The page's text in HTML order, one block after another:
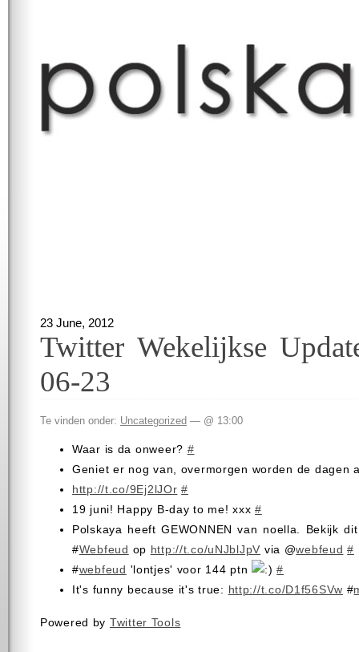
23 June, 2012
Twitter Wekelijkse
06-23
Te vinden onder: Uncategorized — @ 13:00
Waar is da onweer? #
Geniet er nog van, overmorgen worden de
http://t.co/9Ej2lJOr #
19 juni! Happy B-day to me! xxx#
Polskaya heeft GEWONNEN van noella. Bekijk
#Webfeud op http://t.co/uNJblJpV via @webfeud #
#webfeud 'lontjes' voor 144 ptn
#
It's funny because it's true: http://t.co/D1f56SVw #
Powered by Twitter Tools